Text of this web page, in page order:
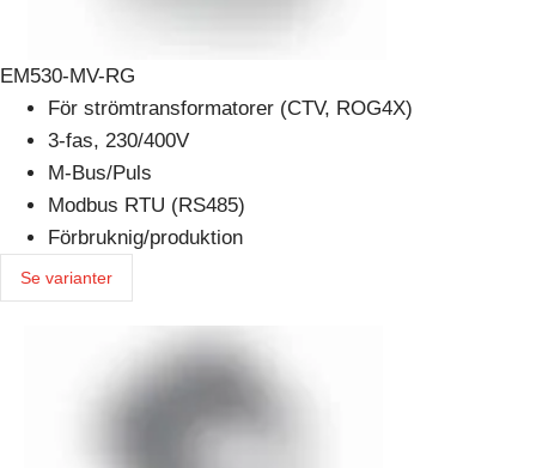
EM530-MV-RG
För strömtransformatorer (CTV, ROG4X)
3-fas, 230/400V
M-Bus/Puls
Modbus RTU (RS485)
Förbruknig/produktion
Se varianter